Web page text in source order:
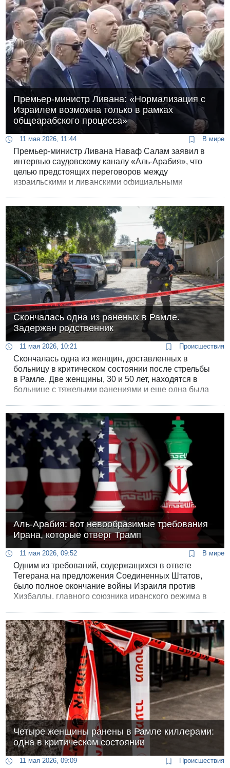
абсолютное большинство - почти 90% - не
присоединится к «Новому Ликуду»
Премьер-министр Ливана: «Нормализация с
Израилем возможна только в рамках
общеарабского процесса»
11 мая 2026, 11:44 В мире
Премьер-министр Ливана Наваф Салам заявил в
интервью саудовскому каналу «Аль-Арабия», что
целью предстоящих переговоров между
израильскими и ливанскими официальными
войны.
Скончалась одна из раненых в Рамле.
Задержан родственник
11 мая 2026, 10:21 Происшествия
Скончалась одна из женщин, доставленных в
больницу в критическом состоянии после стрельбы
в Рамле. Две женщины, 30 и 50 лет, находятся в
больнице с тяжелыми ранениями и еще одна была
Аль-Арабия: вот невообразимые требования
Ирана, которые отверг Трамп
11 мая 2026, 09:52 В мире
Одним из требований, содержащихся в ответе
Тегерана на предложения Соединенных Штатов,
было полное окончание войны Израиля против
Хизбаллы, главного союзника иранского режима в
Четыре женщины ранены в Рамле киллерами:
одна в критическом состоянии
11 мая 2026, 09:09 Происшествия